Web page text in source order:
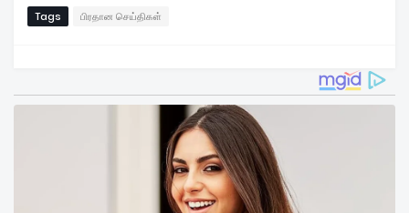
Tags பிரதான செய்திகள்